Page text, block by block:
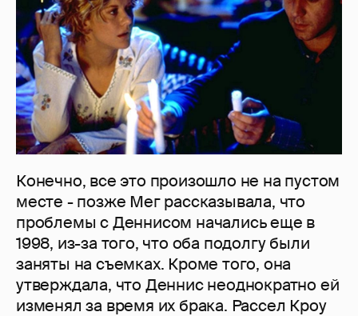
Конечно, все это произошло не на пустом
месте - позже Мег рассказывала, что
проблемы с Деннисом начались еще в
1998, из-за того, что оба подолгу были
заняты на съемках. Кроме того, она
утверждала, что Деннис неоднократно ей
изменял за время их брака. Рассел Кроу